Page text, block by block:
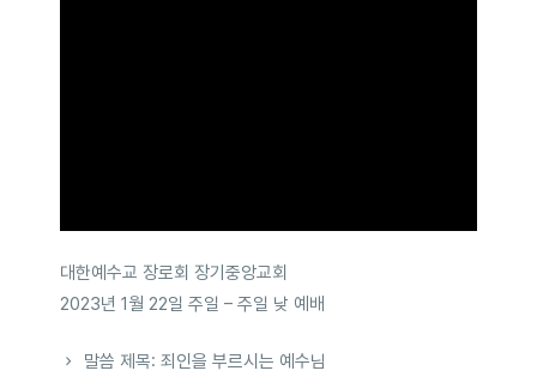
대한예수교 장로회 장기중앙교회
2023년 1월 22일 주일 – 주일 낮 예배
말씀 제목: 죄인을 부르시는 예수님